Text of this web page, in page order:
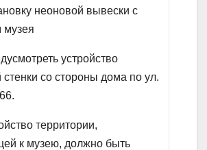
неоновой вывески с
музея
устройство
стенки со стороны дома по ул.
территории,
к музею, должно быть